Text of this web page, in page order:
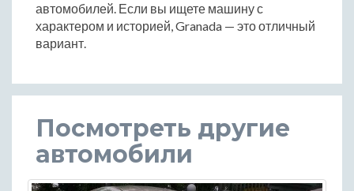
автомобилей. Если вы ищете машину с
характером и историей, Granada — это отличный
вариант.
Посмотреть другие
автомобили